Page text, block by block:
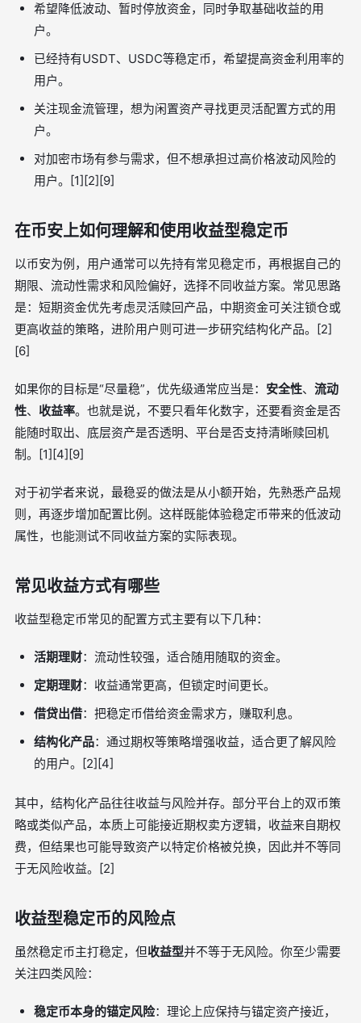
希望降低波动、暂时停放资金，同时争取基础收益的用
户。
已经持有USDT、USDC等稳定币，希望提高资金利用率的
用户。
关注现金流管理，想为闲置资产寻找更灵活配置方式的用
户。
对加密市场有参与需求，但不想承担过高价格波动风险的
用户。[1][2][9]
在币安上如何理解和使用收益型稳定币
以币安为例，用户通常可以先持有常见稳定币，再根据自己的
期限、流动性需求和风险偏好，选择不同收益方案。常见思路
是：短期资金优先考虑灵活赎回产品，中期资金可关注锁仓或
更高收益的策略，进阶用户则可进一步研究结构化产品。[2]
[6]
如果你的目标是“尽量稳”，优先级通常应当是： 安全性、 流动
性、 收益率。也就是说，不要只看年化数字，还要看资金是否
能随时取出、底层资产是否透明、平台是否支持清晰赎回机
制。[1][4][9]
对于初学者来说，最稳妥的做法是从小额开始，先熟悉产品规
则，再逐步增加配置比例。这样既能体验稳定币带来的低波动
属性，也能测试不同收益方案的实际表现。
常见收益方式有哪些
收益型稳定币常见的配置方式主要有以下几种：
活期理财：流动性较强，适合随用随取的资金。
定期理财：收益通常更高，但锁定时间更长。
借贷出借：把稳定币借给资金需求方，赚取利息。
结构化产品：通过期权等策略增强收益，适合更了解风险
的用户。[2][4]
其中，结构化产品往往收益与风险并存。部分平台上的双币策
略或类似产品，本质上可能接近期权卖方逻辑，收益来自期权
费，但结果也可能导致资产以特定价格被兑换，因此并不等同
于无风险收益。[2]
收益型稳定币的风险点
虽然稳定币主打稳定，但收益型并不等于无风险。你至少需要
关注四类风险：
稳定币本身的锚定风险：理论上应保持与锚定资产接近，